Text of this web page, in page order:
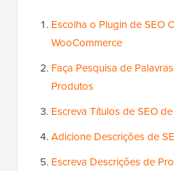
Escolha o Plugin de SEO
WooCommerce
Faça Pesquisa de
Produtos
Escreva Títulos de SEO
Adicione Descrições de
Escreva Descrições de